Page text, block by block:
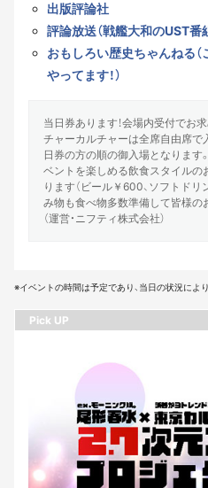
出版評論社
評論放送（戦艦大和のUST番
おもしろい歴史ちゃんねる
やってます！）
当日券あります！会場内受付でお
チャーカルチャーは全席自由席で
日券の方の順の御入場となります
ベントを楽しめる飲食スタイルの
ります（ビール￥600、ソフトドリ
み物も食べ物多数準備して皆様の
（運営・ニフティ株式会社）
※イベントの時間は予定であり、当日の状況によ
Pick UP